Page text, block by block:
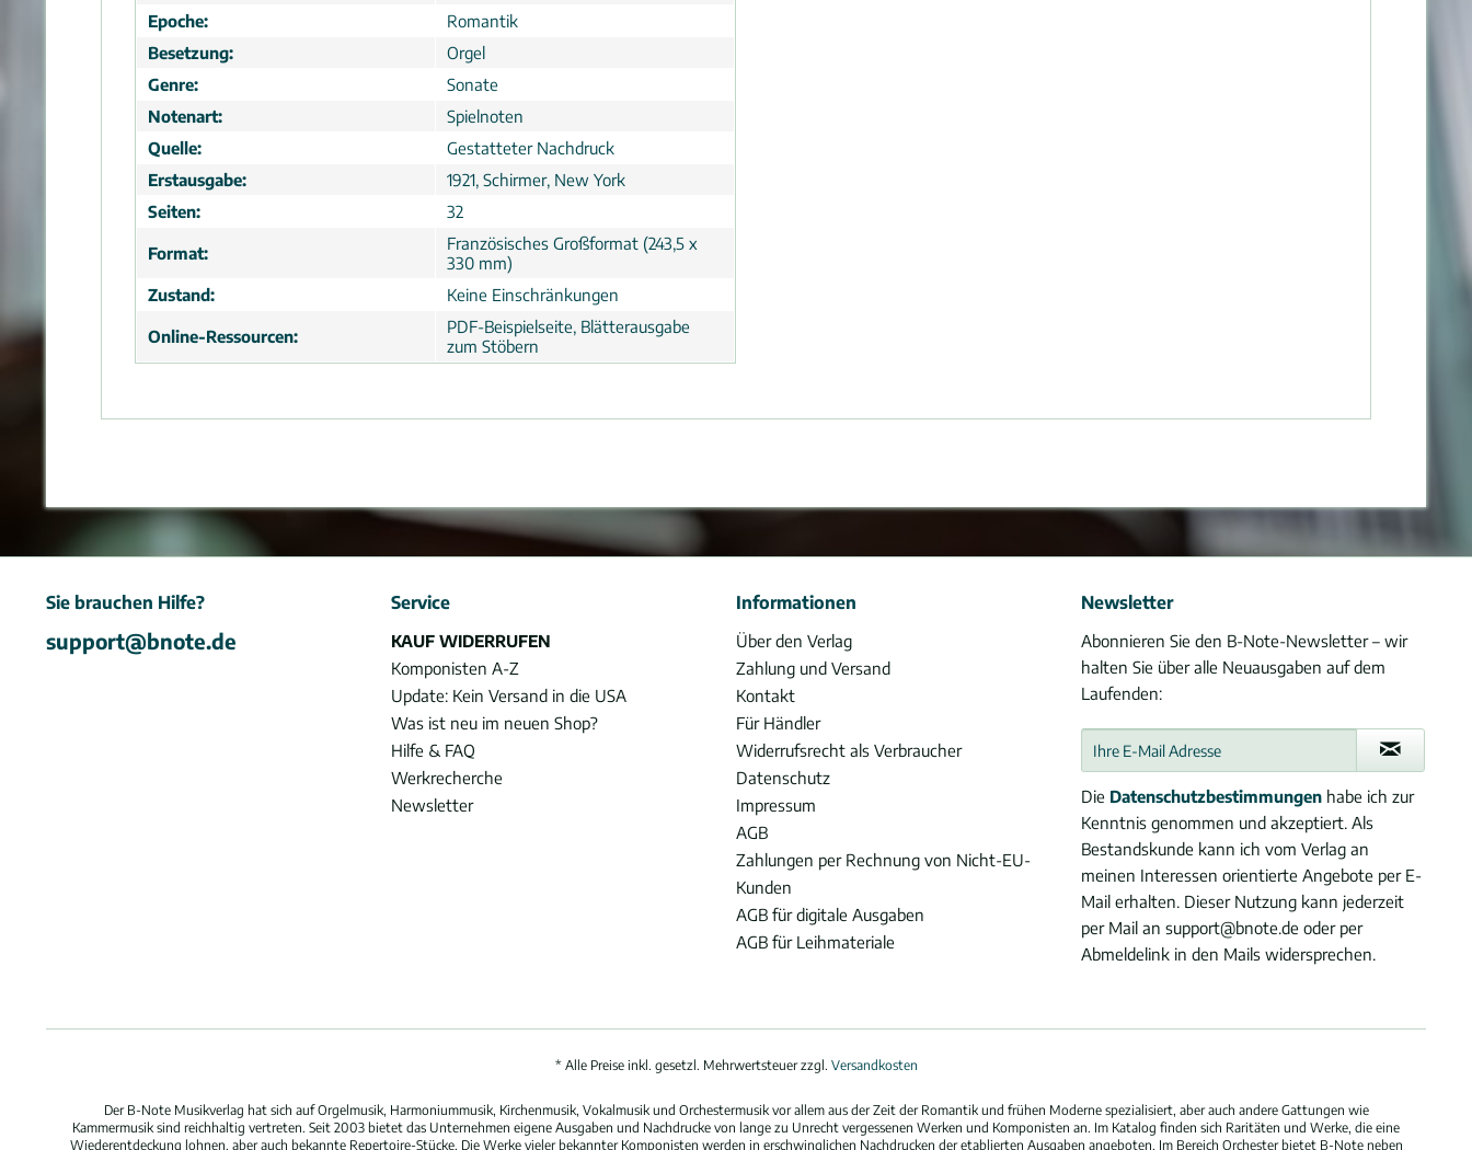
Epoche:
Romantik
Besetzung:
Orgel
Genre:
Sonate
Notenart:
Spielnoten
Quelle:
Gestatteter Nachdruck
Erstausgabe:
1921, Schirmer, New York
Seiten:
32
Format:
Französisches Großformat (243,5 x
330 mm)
Zustand:
Keine Einschränkungen
Online-Ressourcen:
PDF-Beispielseite, Blätterausgabe
zum Stöbern
Sie brauchen Hilfe?
support@bnote.de
Service
KAUF WIDERRUFEN
Komponisten A-Z
Update: Kein Versand in die USA
Was ist neu im neuen Shop?
Hilfe & FAQ
Werkrecherche
Newsletter
Informationen
Über den Verlag
Zahlung und Versand
Kontakt
Für Händler
Widerrufsrecht als Verbraucher
Datenschutz
Impressum
AGB
Zahlungen per Rechnung von Nicht-EU-
Kunden
AGB für digitale Ausgaben
AGB für Leihmateriale
Newsletter
Abonnieren Sie den B-Note-Newsletter – wir
halten Sie über alle Neuausgaben auf dem
Laufenden:
Die Datenschutzbestimmungen habe ich zur
Kenntnis genommen und akzeptiert. Als
Bestandskunde kann ich vom Verlag an
meinen Interessen orientierte Angebote per E-
Mail erhalten. Dieser Nutzung kann jederzeit
per Mail an support@bnote.de oder per
Abmeldelink in den Mails widersprechen.
* Alle Preise inkl. gesetzl. Mehrwertsteuer zzgl. Versandkosten
Der B-Note Musikverlag hat sich auf Orgelmusik, Harmoniummusik, Kirchenmusik, Vokalmusik und Orchestermusik vor allem aus der Zeit der Romantik und frühen Moderne spezialisiert, aber auch andere Gattungen wie
Kammermusik sind reichhaltig vertreten. Seit 2003 bietet das Unternehmen eigene Ausgaben und Nachdrucke von lange zu Unrecht vergessenen Werken und Komponisten an. Im Katalog finden sich Raritäten und Werke, die eine
Wiederentdeckung lohnen, aber auch bekannte Repertoire-Stücke. Die Werke vieler bekannter Komponisten werden in erschwinglichen Nachdrucken der etablierten Ausgaben angeboten. Im Bereich Orchester bietet B-Note neben